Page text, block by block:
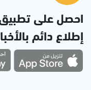
احصل على
إطلاع دائم